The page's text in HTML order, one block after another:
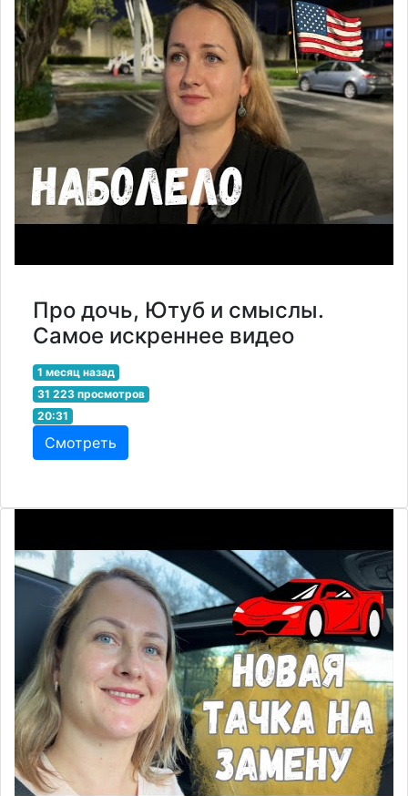
Про дочь, Ютуб и смыслы.
Самое искреннее видео
1 месяц назад
31 223 просмотров
20:31
Смотреть